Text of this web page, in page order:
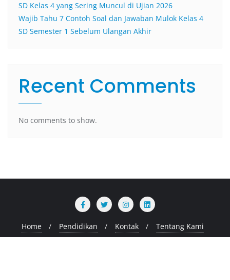
SD Kelas 4 yang Sering Muncul di Ujian 2026
Wajib Tahu 7 Contoh Soal dan Jawaban Mulok Kelas 4
SD Semester 1 Sebelum Ulangan Akhir
Recent Comments
No comments to show.
Home Pendidikan Kontak Tentang Kami